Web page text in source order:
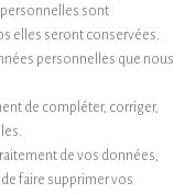
sont
elles seront conservées.
personnelles que nous
de compléter, corriger,
de vos données,
faire supprimer vos